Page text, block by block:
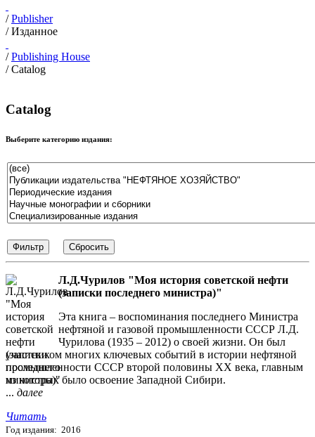
/Publisher
/Изданное
/Publishing House
/ Catalog
Catalog
Выберите категорию издания:
Л.Д.Чурилов "Моя история советской нефти
(записки последнего министра)"
Эта книга – воспоминания последнего Министра
нефтяной и газовой промышленности СССР Л.Д.
Чурилова (1935 – 2012) о своей жизни. Он был
участником многих ключевых событий в истории нефтяной
промышленности СССР второй половины ХХ века, главным
из которых было освоение Западной Сибири.
... далее
Читать
Год издания: 2016